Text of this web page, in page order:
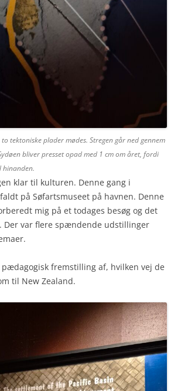
tektoniske plader mødes. Stregen går ned gennem
bliver presset opad med 1 cm om året, fordi
hinanden.
klar til kulturen. Denne gang i
på Søfartsmuseet på havnen. Denne
mig på et todages besøg og det
Der var flere spændende udstillinger
pædagogisk fremstilling af, hvilken vej de
til New Zealand.